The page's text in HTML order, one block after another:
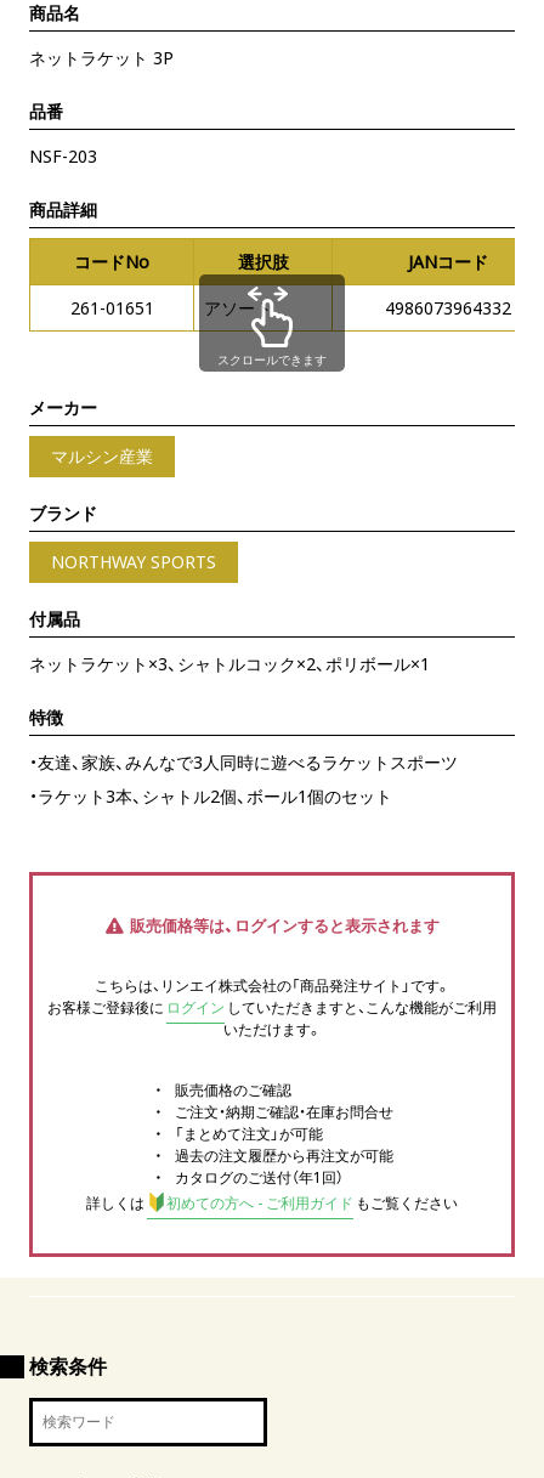
商品名
ネットラケット 3P
品番
NSF-203
商品詳細
コードNo 選択肢
JANコード
261-01651
アソート 4986073964332
スクロールできます
メーカー
マルシン産業
ブランド
NORTHWAY SPORTS
付属品
ネットラケット×3、シャトルコック×2、ポリボール×1
特徴
・友達、家族、みんなで3人同時に遊べるラケットスポーツ
・ラケット3本、シャトル2個、ボール1個のセット
販売価格等は、ログインすると表示されます
こちらは、リンエイ株式会社の「商品発注サイト」です。
お客様ご登録後に ログイン していただきますと、こんな機能がご利用
いただけます。
販売価格のご確認
ご注文・納期ご確認・在庫お問合せ
「まとめて注文」が可能
過去の注文履歴から再注文が可能
カタログのご送付（年1回）
詳しくは
初めての方へ - ご利用ガイド もご覧ください
検索条件